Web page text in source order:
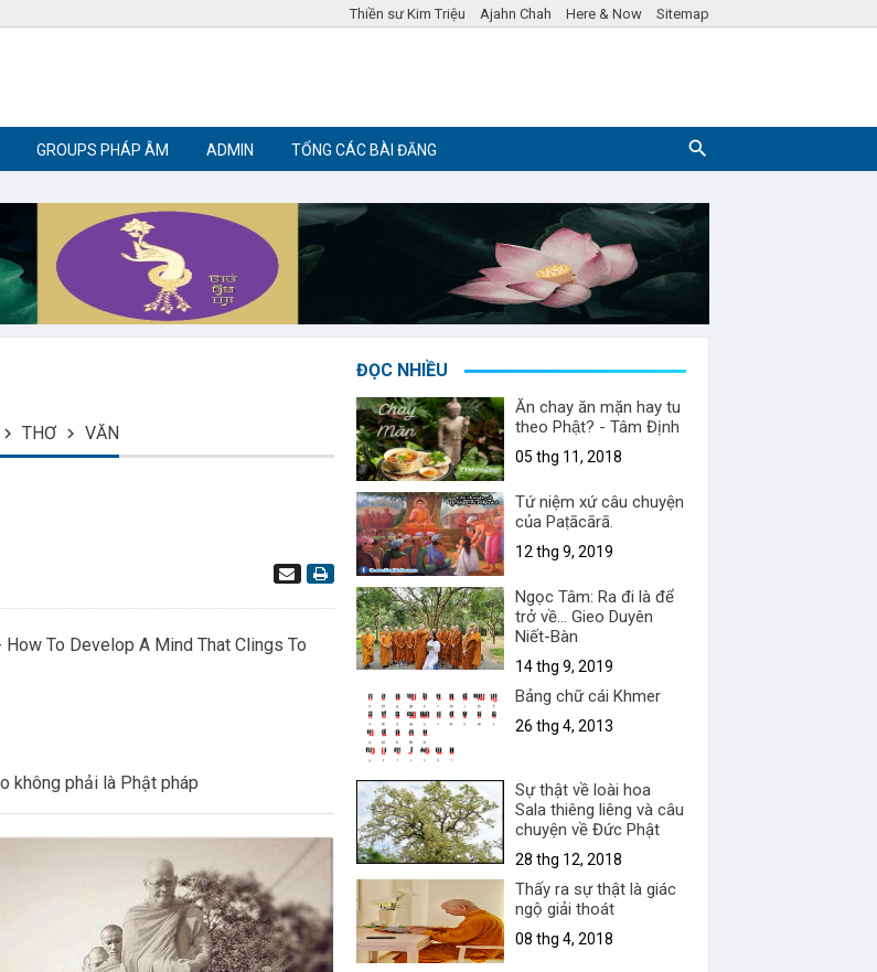
Thiền sư Kim Triệu Ajahn Chah Here & Now Sitemap
Thiền Phật giáo
GROUPS PHÁP ÂM ADMIN TỔNG CÁC BÀI ĐĂNG
THƠ VĂN
To Develop A Mind That Clings To
không phải là Phật pháp
ĐỌC NHIỀU
Ăn chay ăn mặn hay tu
theo Phật? - Tâm Định
05 thg 11, 2018
Tứ niệm xứ câu chuyện
của Paṭācārā.
12 thg 9, 2019
Ngọc Tâm: Ra đi là để
trở về... Gieo Duyên
Niết-Bàn
14 thg 9, 2019
Bảng chữ cái Khmer
26 thg 4, 2013
Sự thật về loài hoa
Sala thiêng liêng và câu
chuyện về Đức Phật
28 thg 12, 2018
Thấy ra sự thật là giác
ngộ giải thoát
08 thg 4, 2018